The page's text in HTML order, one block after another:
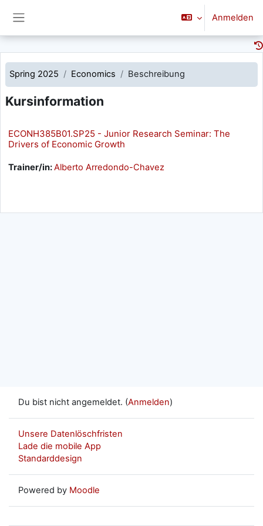
Anmelden
Spring 2025 Economics Beschreibung
Kursinformation
ECONH385B01.SP25 - Junior Research Seminar: The
Drivers of Economic Growth
Trainer/in:Alberto Arredondo-Chavez
Du bist nicht angemeldet. (Anmelden)
Unsere Datenlöschfristen
Lade die mobile App
Standarddesign
Powered by Moodle